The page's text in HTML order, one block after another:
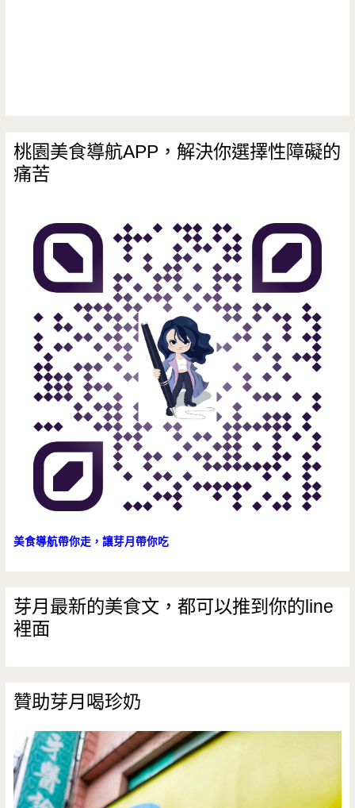
桃園美食導航APP，解決你選擇性障礙的
痛苦
美食導航帶你走，讓芽月帶你吃
芽月最新的美食文，都可以推到你的line
裡面
贊助芽月喝珍奶